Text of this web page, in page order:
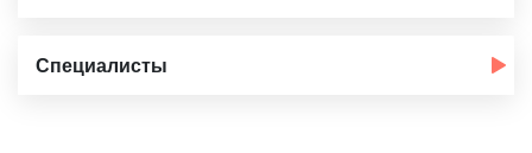
Специалисты